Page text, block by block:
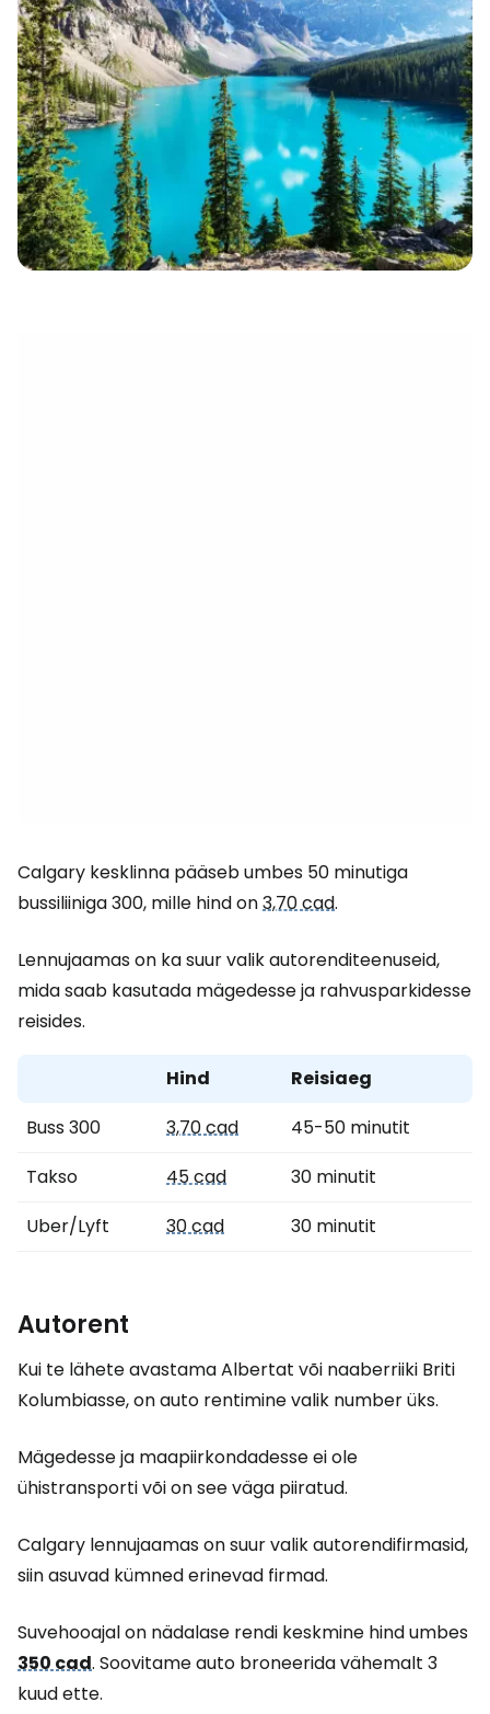
Calgary kesklinna pääseb umbes 50 minutiga
bussiliiniga 300, mille hind on3,70 cad.
Lennujaamas on ka suur valik autorenditeenuseid,
mida saab kasutada mägedesse ja rahvusparkidesse
reisides.
Hind
Reisiaeg
Buss 300
3,70 cad
45-50 minutit
Takso
45 cad
30 minutit
Uber/Lyft
30 cad 30 minutit
Autorent
Kui te lähete avastama Albertat või naaberriiki Briti
Kolumbiasse, on auto rentimine valik number üks.
Mägedesse ja maapiirkondadesse ei ole
ühistransporti või on see väga piiratud.
Calgary lennujaamas on suur valik autorendifirmasid,
siin asuvad kümned erinevad firmad.
Suvehooajal on nädalase rendi keskmine hind umbes
350 cad. Soovitame auto broneerida vähemalt 3
kuud ette.